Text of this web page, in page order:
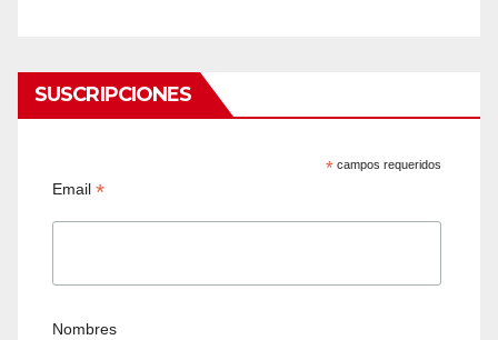
SUSCRIPCIONES
* campos requeridos
Email*
Nombres